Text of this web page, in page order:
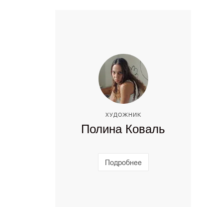
ХУДОЖНИК
Полина Коваль
Подробнее